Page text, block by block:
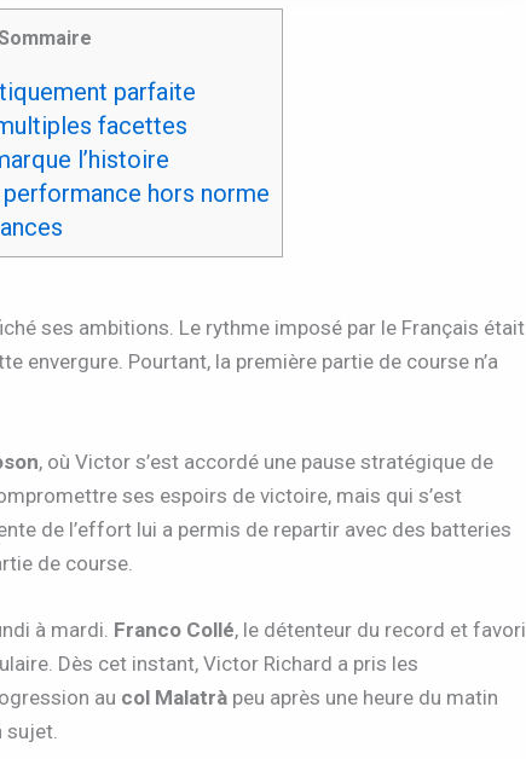
parfaite
facettes
l’histoire
performance hors norme
ses ambitions. Le rythme imposé par le Français était
envergure. Pourtant, la première partie de course n’a
, où Victor s’est accordé une pause stratégique de
ses espoirs de victoire, mais qui s’est
de l’effort lui a permis de repartir avec des batteries
de course.
à mardi. Franco Collé, le détenteur du record et favori
Dès cet instant, Victor Richard a pris les
au col Malatrà peu après une heure du matin
sujet.